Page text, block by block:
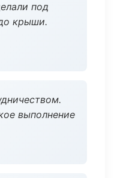
под
крыши.
выполнение